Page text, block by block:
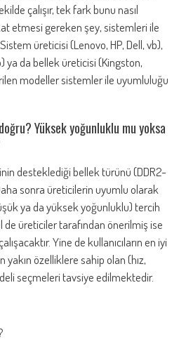
çalışır, tek fark bunu nasıl
etmesi gereken şey, sistemleri ile
üreticisi (Lenovo, HP, Dell, vb),
ya da bellek üreticisi (Kingston,
modeller sistemler ile uyumluluğu
Yüksek yoğunluklu mu yoksa
desteklediği bellek türünü (DDR2-
sonra üreticilerin uyumlu olarak
ya da yüksek yoğunluklu) tercih
üreticiler tarafından önerilmiş ise
Yine de kullanıcıların en iyi
özelliklere sahip olan (hız,
seçmeleri tavsiye edilmektedir.